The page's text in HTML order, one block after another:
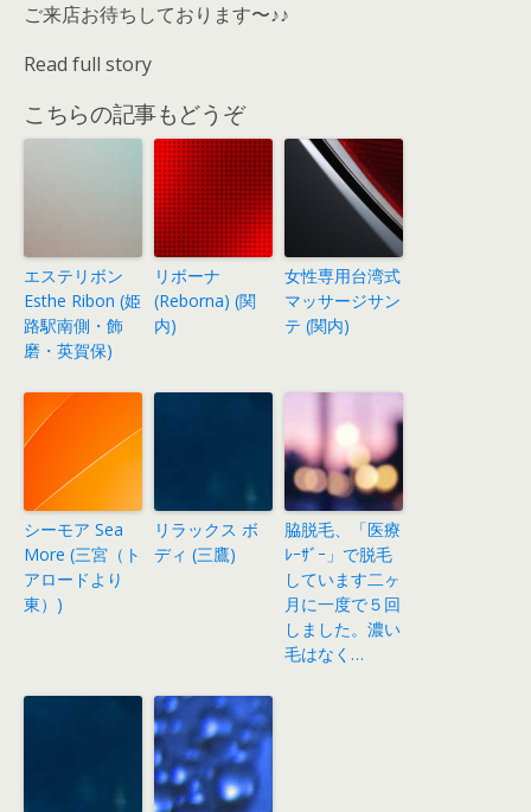
ご来店お待ちしております〜♪♪
Read full story
こちらの記事もどうぞ
エステリボン
Esthe Ribon (姫
路駅南側・飾
磨・英賀保)
リボーナ
(Reborna) (関
内)
女性専用台湾式
マッサージサン
テ (関内)
シーモア Sea
More (三宮（ト
アロードより
東）)
リラックス ボ
ディ (三鷹)
脇脱毛、「医療
ﾚｰｻﾞｰ」で脱毛
しています二ヶ
月に一度で５回
しました。濃い
毛はなく…